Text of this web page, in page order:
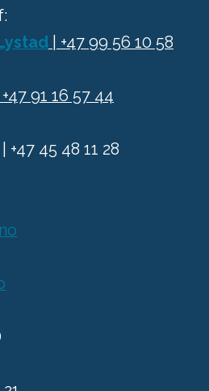
| +47 99 56 10 58
| +47 91 16 57 44
| +47 45 48 11 28